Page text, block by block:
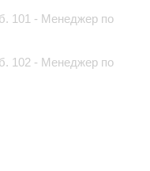
101 - Менеджер по
102 - Менеджер по